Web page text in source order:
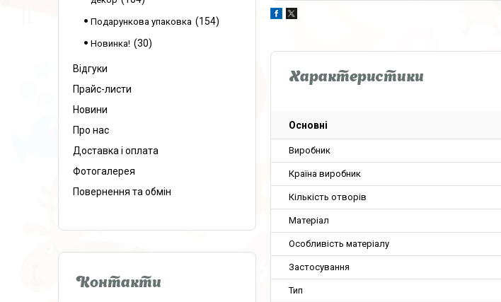
Характеристики
Основні
Виробник
Країна виробник
Кількість отворів
Матеріал
Особливість матеріалу
Застосування
Тип
Подарункова упаковка 154
Новинка! 30
Відгуки
Прайс-листи
Новини
Про нас
Доставка і оплата
Фотогалерея
Повернення та обмін
Контакти